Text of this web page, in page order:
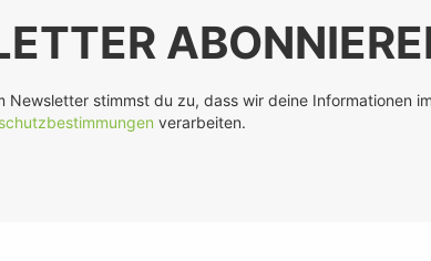
Newsletter stimmst du zu, dass wir deine Informationen im
verarbeiten.